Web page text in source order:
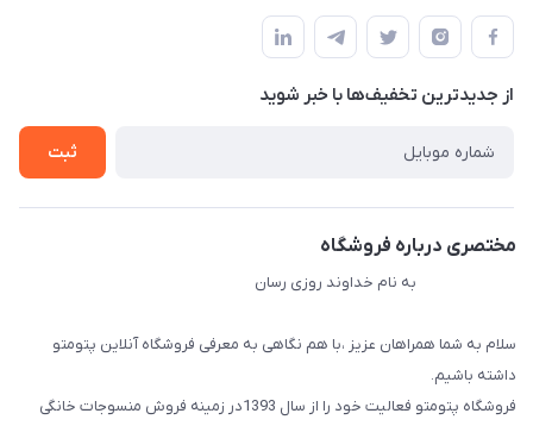
لیست محصولات
درباره ما
قوانین و مقررات
حریم خصوصی
راهنما
از جدید‌ترین تخفیف‌ها با‌ خبر شوید
ثبت
مختصری درباره فروشگاه
به نام خداوند روزی رسان
سلام به شما همراهان عزیز ،با هم نگاهی به معرفی فروشگاه آنلاین پتومتو
داشته باشیم.
فروشگاه پتومتو فعالیت خود را از سال 1393در زمینه فروش منسوجات خانگی